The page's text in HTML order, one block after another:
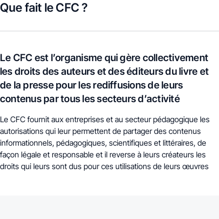
Que fait le CFC ?
Le CFC est l’organisme qui gère collectivement
les droits des auteurs et des éditeurs du livre et
de la presse pour les rediffusions de leurs
contenus par tous les secteurs d’activité
Le CFC fournit aux entreprises et au secteur pédagogique les
autorisations qui leur permettent de partager des contenus
informationnels, pédagogiques, scientifiques et littéraires, de
façon légale et responsable et il reverse à leurs créateurs les
droits qui leurs sont dus pour ces utilisations de leurs œuvres